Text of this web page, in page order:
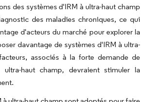
des systèmes d'IRM à ultra-haut champ
des maladies chroniques, ce qui
d'acteurs du marché pour explorer la
davantage de systèmes d'IRM à ultra-
associés à la forte demande de
haut champ, devraient stimuler la